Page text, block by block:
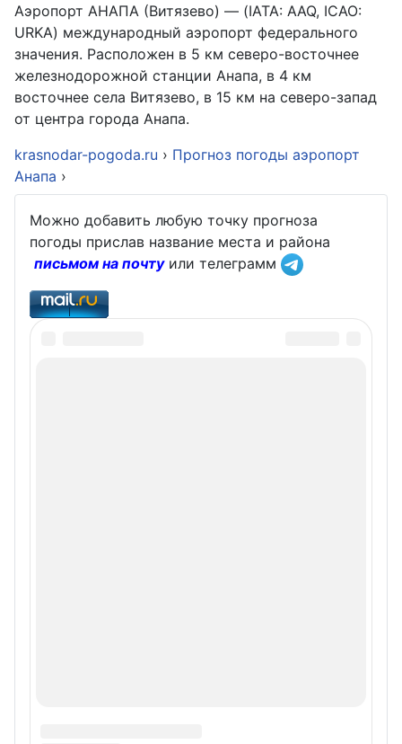
Аэропорт АНАПА (Витязево) — (IATA: AAQ, ICAO:
URKA) международный аэропорт федерального
значения. Расположен в 5 км северо-восточнее
железнодорожной станции Анапа, в 4 км
восточнее села Витязево, в 15 км на северо-запад
от центра города Анапа.
krasnodar-pogoda.ru › Прогноз погоды аэропорт
Анапа ›
Можно добавить любую точку прогноза
погоды прислав название места и района
письмом на почтуили телеграмм